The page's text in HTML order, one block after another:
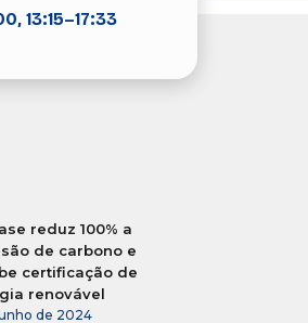
13:15–17:33
reduz 100% a
de carbono e
certificação de
renovável
de 2024